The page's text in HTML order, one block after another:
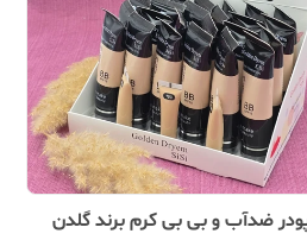
ضدآب و بی بی کرم برند گلدن